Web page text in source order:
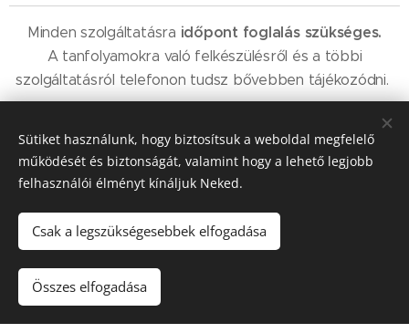
Minden szolgáltatásra időpont foglalás szükséges.
A tanfolyamokra való felkészülésről és a többi
szolgáltatásról telefonon tudsz bővebben tájékozódni.
Szabó Heni - 2026
Az oldalt a
Sütiket használunk, hogy biztosítsuk a weboldal megfelelő
működését és biztonságát, valamint hogy a lehető legjobb
felhasználói élményt kínáljuk Neked.
Csak a legszükségesebbek elfogadása
Összes elfogadása